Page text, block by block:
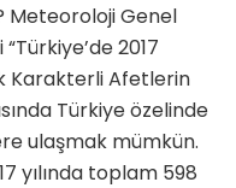
Meteoroloji Genel
2017
Karakterli Afetlerin
Türkiye özelin­de
ulaşmak müm­kün.
yılında toplam 598